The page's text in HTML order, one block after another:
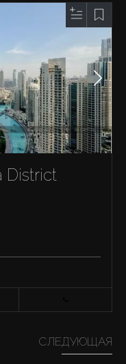
District
СЛЕДУЮЩАЯ